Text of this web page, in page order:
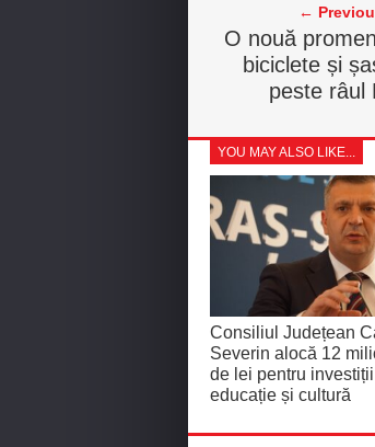
←
O nouă
biciclete și
peste râul
YOU MAY ALSO LIKE...
Consiliul Județean
Severin alocă 12
de lei pentru
educație și cultură